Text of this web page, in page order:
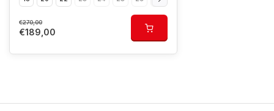
€270,00
€189,00